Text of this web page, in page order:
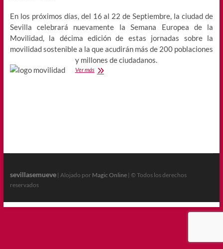
En los próximos días, del 16 al 22 de Septiembre, la ciudad de
Sevilla celebrará nuevamente la Semana Europea de la
Movilidad, la décima edición de estas jornadas sobre la
movilidad sostenible a la que acudirán más de 200 poblaciones
y millones de ciudadanos.
Ver másSemana
sevillasemueve| Alojado por Magic Online| © Todos los derechos
reservados